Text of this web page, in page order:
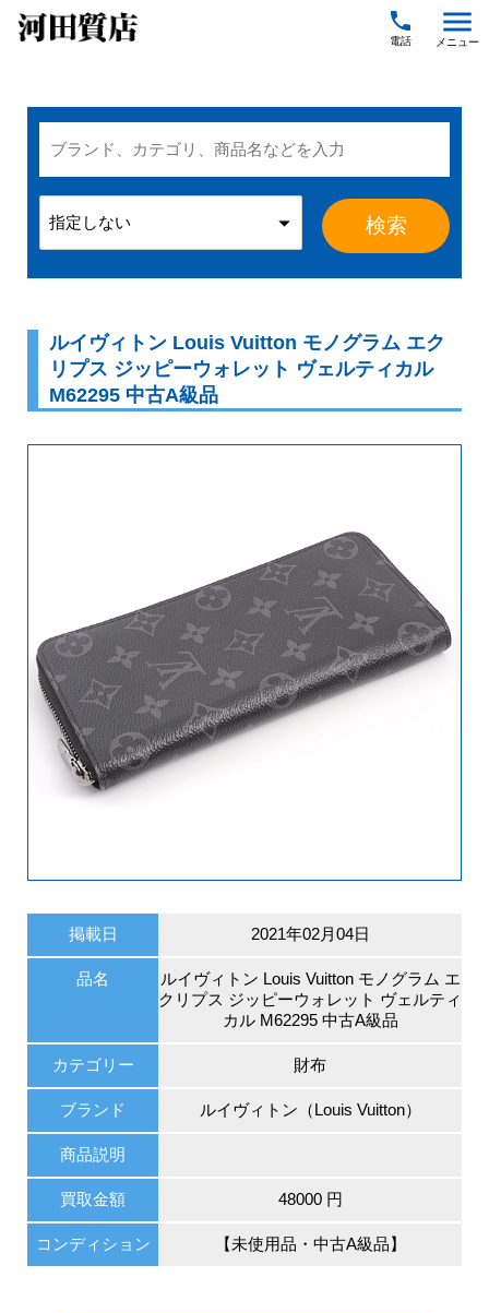
local_phone menu
ルイヴィトン Louis Vuitton モノグラム エク
リプス ジッピーウォレット ヴェルティカル
M62295 中古A級品
掲載日 2021年02月04日
品名
ルイヴィトン Louis Vuitton モノグラム エ
クリプス ジッピーウォレット ヴェルティ
カル M62295 中古A級品
カテゴリー 財布
ブランド ルイヴィトン（Louis Vuitton）
商品説明
買取金額 48000 円
コンディション 【未使用品・中古A級品】